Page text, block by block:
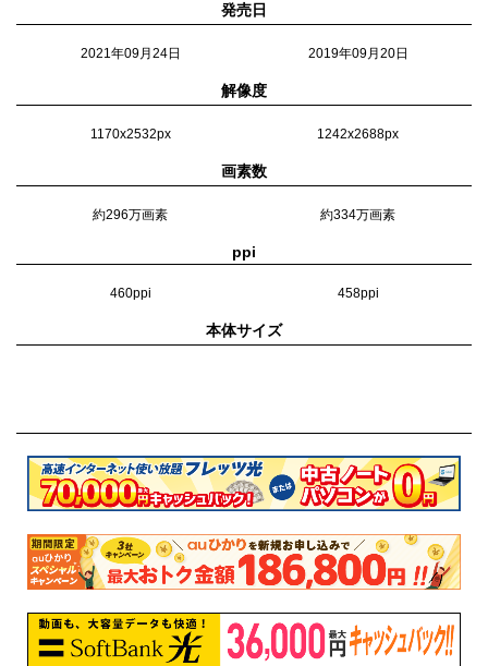
発売日
2021年09月24日 2019年09月20日
解像度
1170x2532px 1242x2688px
画素数
約296万画素 約334万画素
ppi
460ppi 458ppi
本体サイズ
173g 226g
カラー
(PRODUCT)RED
スターライト
ミッドナイト
ピンク
グリーン
ゴールド
スペースグレイ
ミッドナイトグリーン